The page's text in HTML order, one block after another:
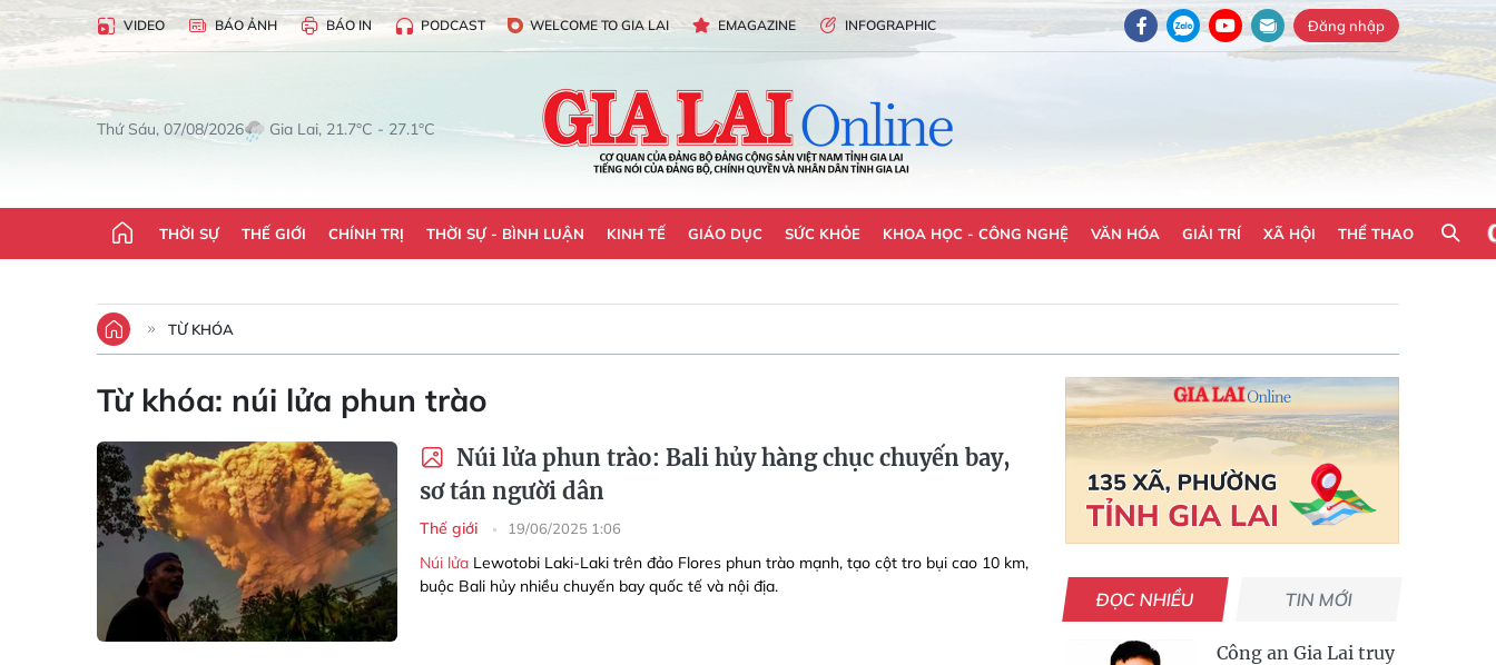
VIDEO BÁO ẢNH BÁO IN PODCAST WELCOME TO GIA LAI EMAGAZINE INFOGRAPHIC Đăng nhập
Thứ Sáu, 07/08/2026 Gia Lai, 21.7°C - 27.1°C
THỜI SỰ THẾ GIỚI CHÍNH TRỊ THỜI SỰ - BÌNH LUẬN KINH TẾ GIÁO DỤC SỨC KHỎE KHOA HỌC - CÔNG NGHỆ VĂN HÓA GIẢI TRÍ XÃ HỘI THỂ THAO
TỪ KHÓA
Từ khóa: núi lửa phun trào
Núi lửa phun trào: Bali hủy hàng chục chuyến bay,
sơ tán người dân
Thế giới 19/06/2025 1:06
Núi lửa Lewotobi Laki-Laki trên đảo Flores phun trào mạnh, tạo cột tro bụi cao 10 km,
buộc Bali hủy nhiều chuyến bay quốc tế và nội địa.
ĐỌC NHIỀU TIN MỚI
Công an Gia Lai truy